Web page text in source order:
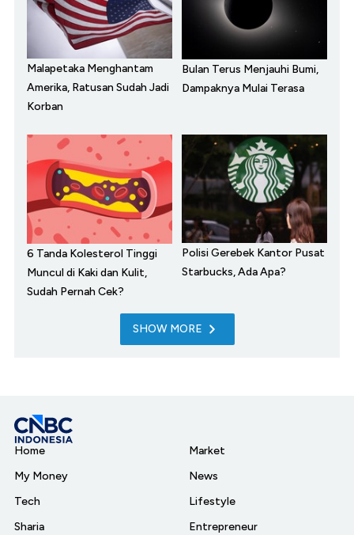
Malapetaka Menghantam
Amerika, Ratusan Sudah Jadi
Korban
Bulan Terus Menjauhi Bumi,
Dampaknya Mulai Terasa
6 Tanda Kolesterol Tinggi
Muncul di Kaki dan Kulit,
Sudah Pernah Cek?
Polisi Gerebek Kantor Pusat
Starbucks, Ada Apa?
SHOW MORE
Home
My Money
Tech
Sharia
Market
News
Lifestyle
Entrepreneur